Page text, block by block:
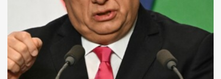
Christian Eriksennek ilyen szép
családja van